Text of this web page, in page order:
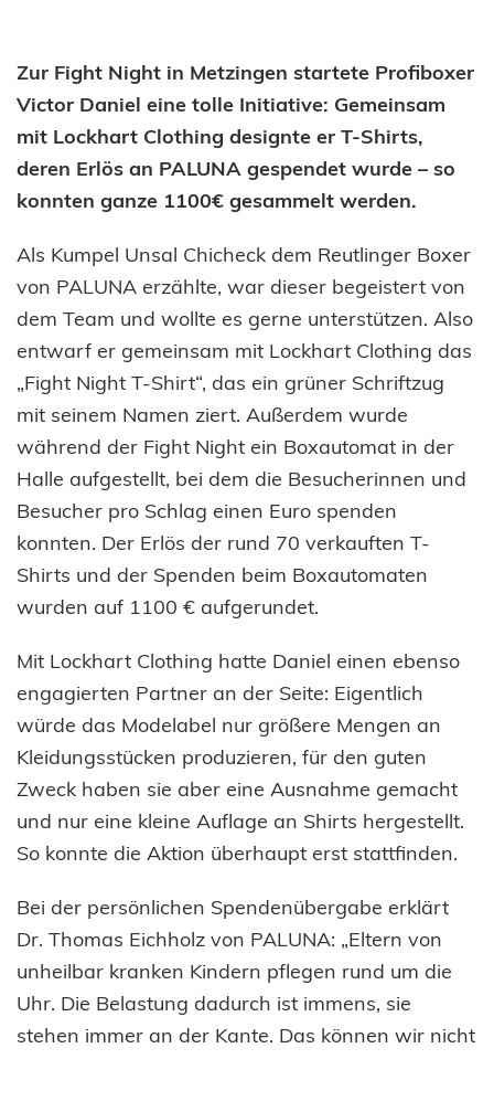
Zur Fight Night in Metzingen startete Profiboxer
Victor Daniel eine tolle Initiative: Gemeinsam
mit Lockhart Clothing designte er T-Shirts,
deren Erlös an PALUNA gespendet wurde – so
konnten ganze 1100€ gesammelt werden.
Als Kumpel Unsal Chicheck dem Reutlinger Boxer
von PALUNA erzählte, war dieser begeistert von
dem Team und wollte es gerne unterstützen. Also
entwarf er gemeinsam mit Lockhart Clothing das
„Fight Night T-Shirt“, das ein grüner Schriftzug
mit seinem Namen ziert. Außerdem wurde
während der Fight Night ein Boxautomat in der
Halle aufgestellt, bei dem die Besucherinnen und
Besucher pro Schlag einen Euro spenden
konnten. Der Erlös der rund 70 verkauften T-
Shirts und der Spenden beim Boxautomaten
wurden auf 1100 € aufgerundet.
Mit Lockhart Clothing hatte Daniel einen ebenso
engagierten Partner an der Seite: Eigentlich
würde das Modelabel nur größere Mengen an
Kleidungsstücken produzieren, für den guten
Zweck haben sie aber eine Ausnahme gemacht
und nur eine kleine Auflage an Shirts hergestellt.
So konnte die Aktion überhaupt erst stattfinden.
Bei der persönlichen Spendenübergabe erklärt
Dr. Thomas Eichholz von PALUNA: „Eltern von
unheilbar kranken Kindern pflegen rund um die
Uhr. Die Belastung dadurch ist immens, sie
stehen immer an der Kante. Das können wir nicht